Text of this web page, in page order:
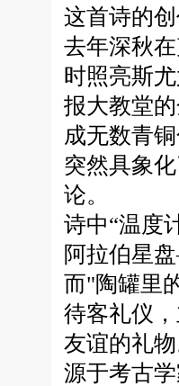
这首诗的
去年深秋
时照亮斯
报大教堂
成无数青
突然具象
论。
诗中“温度
阿拉伯星
而"陶罐里
待客礼仪
友谊的礼
源于考古